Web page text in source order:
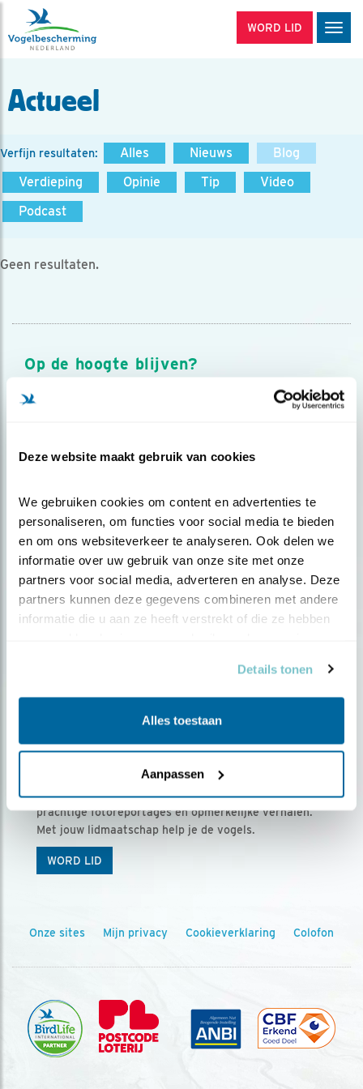
Deze website maakt gebruik van cookies
We gebruiken cookies om content en advertenties te
personaliseren, om functies voor social media te bieden
en om ons websiteverkeer te analyseren. Ook delen we
informatie over uw gebruik van onze site met onze
partners voor social media, adverteren en analyse. Deze
partners kunnen deze gegevens combineren met andere
informatie die u aan ze heeft verstrekt of die ze hebben
Details tonen
Alles toestaan
Aanpassen
WORD LID
Actueel
Verfijn resultaten: Alles Nieuws
Blog
Verdieping
Opinie Tip
Video
Podcast
Geen resultaten.
Op de hoogte blijven?
Meld je aan en ontvang nieuws, inspiratie, acties en tips
over vogels en activiteiten van Vogelbescherming.
Ontvang 5 x Vogels voor € 36,00 per jaar
Vogels is het tijdschrift voor onze leden, met
prachtige fotoreportages en opmerkelijke verhalen.
Met jouw lidmaatschap help je de vogels.
WORD LID
Onze sites Mijn privacy Cookieverklaring Colofon